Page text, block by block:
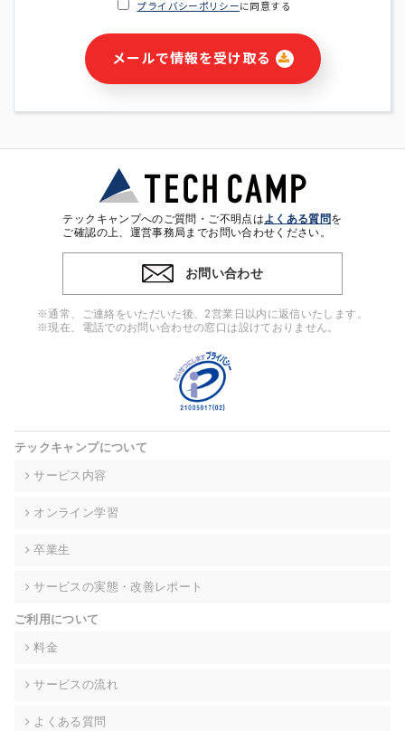
・ご請求された資料の送付のため
・本サービス及び本サービスに関連する情報(当社及び第三者の
サービス又は商品等の広告配信・宣伝を含みますが、それらに
・個人(法人の場合は担当者)を識別できない形式に加工した統
計情報の作成および利用
※上記の利用目的に基づいた本人への連絡及び配信について
4. 個人情報の第三者提供
ンをとるために、氏名等の一部の情報をサービス内で使用する
チャットツールで発信することにより、本サービスの他の利用
者等に提供することがあります。
当社は事業運営上、前項利用目的の範囲に限って個人情報を外
高い委託先を選定し、個人情報の適正管理・機密保持について
個人情報の開示等(利用目的の通知、開示、内容の訂正・追加・
て、下記の当社問合わせ窓口に申し出ることができます。その
的な期間内に対応いたします。ただし、申請が本人確認が不可
により、ご希望に添えない場合があります。 なお、アクセスロ
グなどの個人情報以外の情報については、原則として開示等は
株式会社div 個人情報問合せ窓口
プライバシーポリシーに同意する
メールで情報を受け取る
テックキャンプへのご質問・ご不明点はよくある質問を
ご確認の上、運営事務局までお問い合わせください。
お問い合わせ
※通常、ご連絡をいただいた後、2営業日以内に返信いたします。
※現在、電話でのお問い合わせの窓口は設けておりません。
テックキャンプについて
サービス内容
オンライン学習
卒業生
サービスの実態・改善レポート
ご利用について
料金
サービスの流れ
よくある質問